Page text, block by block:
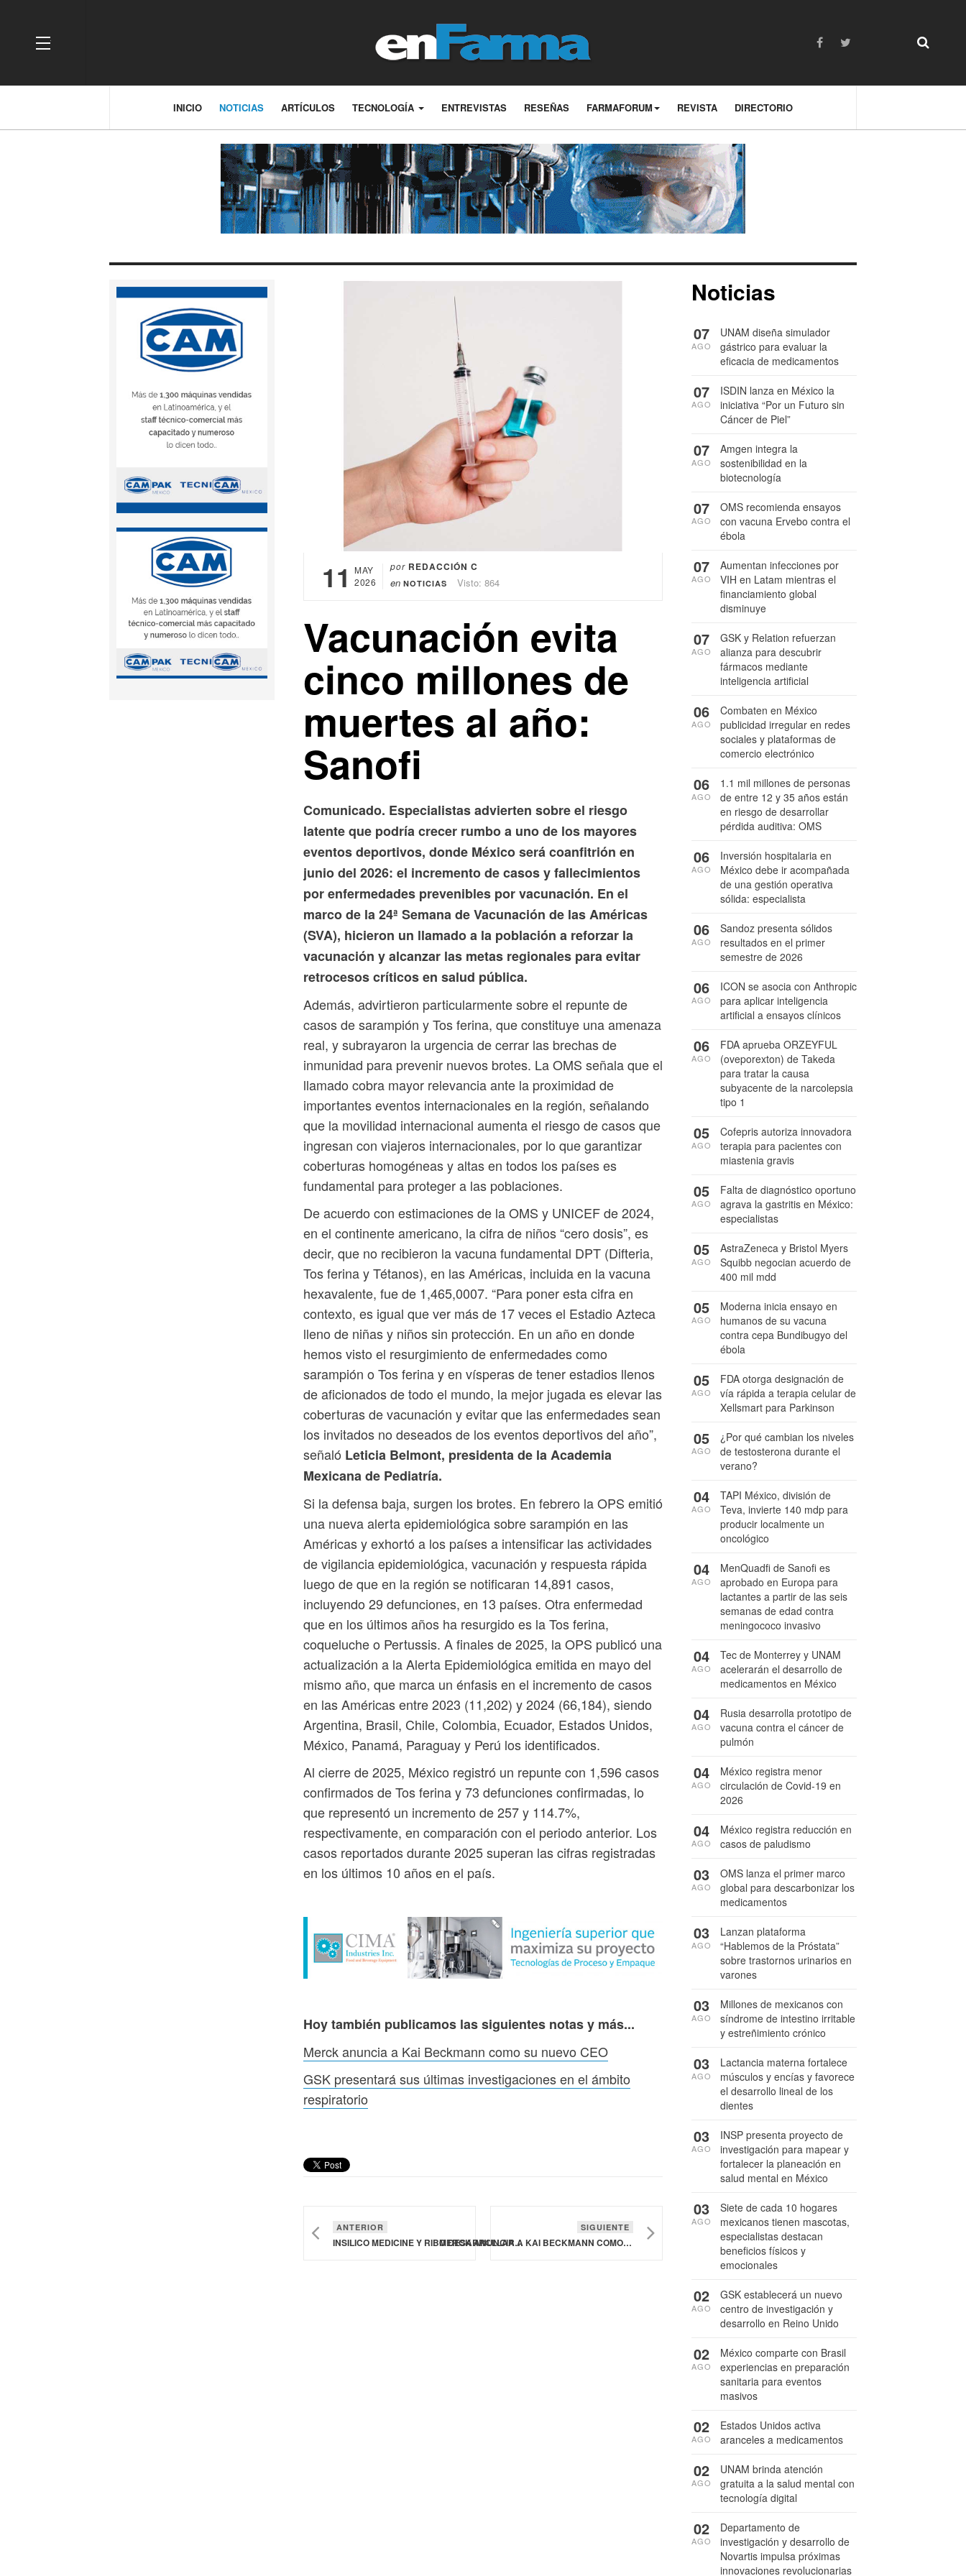
OFF CANVAS
INICIO NOTICIAS ARTÍCULOS TECNOLOGÍA ENTREVISTAS RESEÑAS FARMAFORUM REVISTA DIRECTORIO
11
MAY
2026
por REDACCIÓN C
en NOTICIAS Visto: 864
Vacunación evita
cinco millones de
muertes al año:
Sanofi
Comunicado. Especialistas advierten sobre el riesgo
latente que podría crecer rumbo a uno de los mayores
eventos deportivos, donde México será coanfitrión en
junio del 2026: el incremento de casos y fallecimientos
por enfermedades prevenibles por vacunación. En el
marco de la 24ª Semana de Vacunación de las Américas
(SVA), hicieron un llamado a la población a reforzar la
vacunación y alcanzar las metas regionales para evitar
retrocesos críticos en salud pública.
Además, advirtieron particularmente sobre el repunte de
casos de sarampión y Tos ferina, que constituye una amenaza
real, y subrayaron la urgencia de cerrar las brechas de
inmunidad para prevenir nuevos brotes. La OMS señala que el
llamado cobra mayor relevancia ante la proximidad de
importantes eventos internacionales en la región, señalando
que la movilidad internacional aumenta el riesgo de casos que
ingresan con viajeros internacionales, por lo que garantizar
coberturas homogéneas y altas en todos los países es
fundamental para proteger a las poblaciones.
De acuerdo con estimaciones de la OMS y UNICEF de 2024,
en el continente americano, la cifra de niños “cero dosis”, es
decir, que no recibieron la vacuna fundamental DPT (Difteria,
Tos ferina y Tétanos), en las Américas, incluida en la vacuna
hexavalente, fue de 1,465,0007. “Para poner esta cifra en
contexto, es igual que ver más de 17 veces el Estadio Azteca
lleno de niñas y niños sin protección. En un año en donde
hemos visto el resurgimiento de enfermedades como
sarampión o Tos ferina y en vísperas de tener estadios llenos
de aficionados de todo el mundo, la mejor jugada es elevar las
coberturas de vacunación y evitar que las enfermedades sean
los invitados no deseados de los eventos deportivos del año”,
señaló Leticia Belmont, presidenta de la Academia
Mexicana de Pediatría.
Si la defensa baja, surgen los brotes. En febrero la OPS emitió
una nueva alerta epidemiológica sobre sarampión en las
Américas y exhortó a los países a intensificar las actividades
de vigilancia epidemiológica, vacunación y respuesta rápida
luego de que en la región se notificaran 14,891 casos,
incluyendo 29 defunciones, en 13 países. Otra enfermedad
que en los últimos años ha resurgido es la Tos ferina,
coqueluche o Pertussis. A finales de 2025, la OPS publicó una
actualización a la Alerta Epidemiológica emitida en mayo del
mismo año, que marca un énfasis en el incremento de casos
en las Américas entre 2023 (11,202) y 2024 (66,184), siendo
Argentina, Brasil, Chile, Colombia, Ecuador, Estados Unidos,
México, Panamá, Paraguay y Perú los identificados.
Al cierre de 2025, México registró un repunte con 1,596 casos
confirmados de Tos ferina y 73 defunciones confirmadas, lo
que representó un incremento de 257 y 114.7%,
respectivamente, en comparación con el periodo anterior. Los
casos reportados durante 2025 superan las cifras registradas
en los últimos 10 años en el país.
Hoy también publicamos las siguientes notas y más...
Merck anuncia a Kai Beckmann como su nuevo CEO
GSK presentará sus últimas investigaciones en el ámbito
respiratorio
ANTERIOR
INSILICO MEDICINE Y RIBO DESARROLLARÁN TERAPIAS CON OLIGONUCLEÓTIDOS E INTERFERENCIA DE ARN
SIGUIENTE
MERCK ANUNCIA A KAI BECKMANN COMO SU NUEVO CEO
Noticias
UNAM diseña simulador
gástrico para evaluar la
eficacia de medicamentos
07
AGO
ISDIN lanza en México la
iniciativa “Por un Futuro sin
Cáncer de Piel”
07
AGO
Amgen integra la
sostenibilidad en la
biotecnología
07
AGO
OMS recomienda ensayos
con vacuna Ervebo contra el
ébola
07
AGO
Aumentan infecciones por
VIH en Latam mientras el
financiamiento global
disminuye
07
AGO
GSK y Relation refuerzan
alianza para descubrir
fármacos mediante
inteligencia artificial
07
AGO
Combaten en México
publicidad irregular en redes
sociales y plataformas de
comercio electrónico
06
AGO
1.1 mil millones de personas
de entre 12 y 35 años están
en riesgo de desarrollar
pérdida auditiva: OMS
06
AGO
Inversión hospitalaria en
México debe ir acompañada
de una gestión operativa
sólida: especialista
06
AGO
Sandoz presenta sólidos
resultados en el primer
semestre de 2026
06
AGO
ICON se asocia con Anthropic
para aplicar inteligencia
artificial a ensayos clínicos
06
AGO
FDA aprueba ORZEYFUL
(oveporexton) de Takeda
para tratar la causa
subyacente de la narcolepsia
tipo 1
06
AGO
Cofepris autoriza innovadora
terapia para pacientes con
miastenia gravis
05
AGO
Falta de diagnóstico oportuno
agrava la gastritis en México:
especialistas
05
AGO
AstraZeneca y Bristol Myers
Squibb negocian acuerdo de
400 mil mdd
05
AGO
Moderna inicia ensayo en
humanos de su vacuna
contra cepa Bundibugyo del
ébola
05
AGO
FDA otorga designación de
vía rápida a terapia celular de
Xellsmart para Parkinson
05
AGO
¿Por qué cambian los niveles
de testosterona durante el
verano?
05
AGO
TAPI México, división de
Teva, invierte 140 mdp para
producir localmente un
oncológico
04
AGO
MenQuadfi de Sanofi es
aprobado en Europa para
lactantes a partir de las seis
semanas de edad contra
meningococo invasivo
04
AGO
Tec de Monterrey y UNAM
acelerarán el desarrollo de
medicamentos en México
04
AGO
Rusia desarrolla prototipo de
vacuna contra el cáncer de
pulmón
04
AGO
México registra menor
circulación de Covid-19 en
2026
04
AGO
México registra reducción en
casos de paludismo
04
AGO
OMS lanza el primer marco
global para descarbonizar los
medicamentos
03
AGO
Lanzan plataforma
“Hablemos de la Próstata”
sobre trastornos urinarios en
varones
03
AGO
Millones de mexicanos con
síndrome de intestino irritable
y estreñimiento crónico
03
AGO
Lactancia materna fortalece
músculos y encías y favorece
el desarrollo lineal de los
dientes
03
AGO
INSP presenta proyecto de
investigación para mapear y
fortalecer la planeación en
salud mental en México
03
AGO
Siete de cada 10 hogares
mexicanos tienen mascotas,
especialistas destacan
beneficios físicos y
emocionales
03
AGO
GSK establecerá un nuevo
centro de investigación y
desarrollo en Reino Unido
02
AGO
México comparte con Brasil
experiencias en preparación
sanitaria para eventos
masivos
02
AGO
Estados Unidos activa
aranceles a medicamentos
02
AGO
UNAM brinda atención
gratuita a la salud mental con
tecnología digital
02
AGO
Departamento de
investigación y desarrollo de
Novartis impulsa próximas
innovaciones revolucionarias
02
AGO